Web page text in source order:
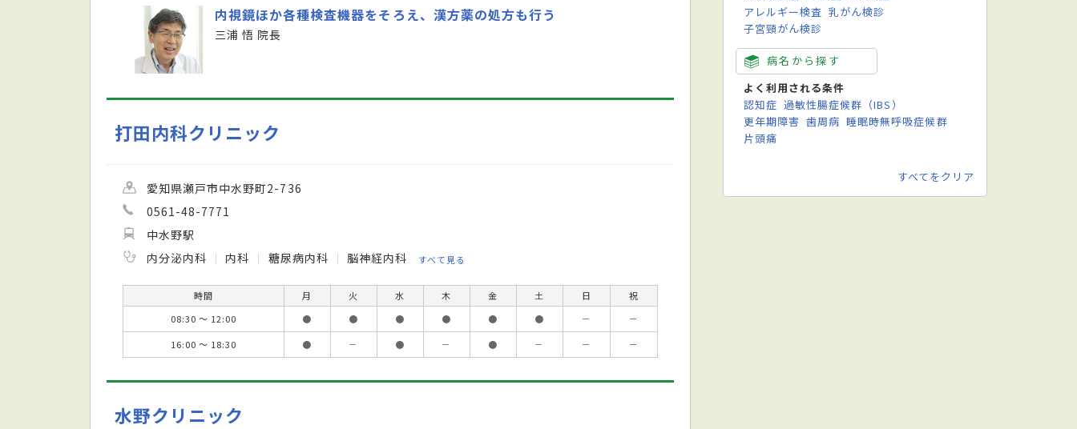
内視鏡ほか各種検査機器をそろえ、漢方薬の処方も行う
三浦 悟 院長
打田内科クリニック
愛知県瀬戸市中水野町2-736
0561-48-7771
中水野駅
内分泌内科
内科 糖尿病内科 脳神経内科 すべて見る
時間 月 火 水 木 金 土 日
祝
08:30 ～ 12:00
● ● ● ● ● ● －
－
16:00 ～ 18:30
● － ● － ● － － －
水野クリニック
アレルギー検査 乳がん検診
子宮頸がん検診
病名から探す
よく利用される条件
認知症 過敏性腸症候群（IBS）
更年期障害 歯周病 睡眠時無呼吸症候群
片頭痛
すべてをクリア